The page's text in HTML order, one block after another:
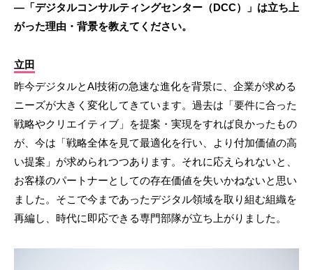
―「デジタルコンサルティングセンター（DCC）」は立ち上
がった理由・背景を教えてください。
立田
昨今デジタルとAI技術の急速な進化を背景に、企業が求める
ニーズが大きく変化してきています。過去は「要件に合った
戦略やクリエイティブ」を提案・実現をすれば良かったもの
が、今は「戦略全体を見て最適化を行い、より付加価値の高
い提案」が求められつつあります。それに応えられないと、
お客様のパートナーとしての存在価値を失いかねないと思い
ました。そこで今まであったデジタル領域を取り組む組織を
再編し、時代に即応できる専門部隊が立ち上がりました。